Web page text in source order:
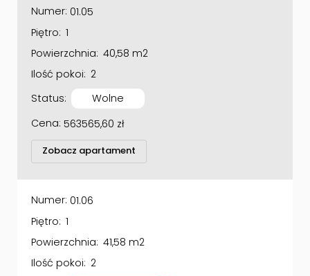
Numer: 01.05
Piętro: 1
Powierzchnia: 40,58 m2
Ilość pokoi: 2
Status:
Wolne
Cena: 563565,60 zł
Zobacz apartament
Numer: 01.06
Piętro: 1
Powierzchnia: 41,58 m2
Ilość pokoi: 2